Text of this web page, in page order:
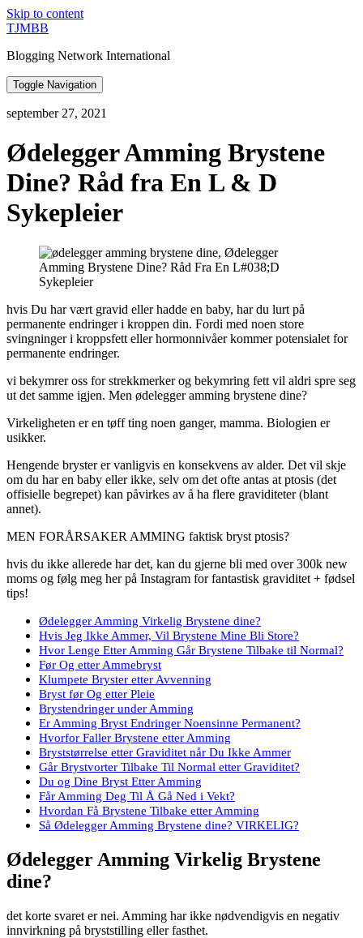
Skip to content
TJMBB
Blogging Network International
Toggle Navigation
september 27, 2021
Ødelegger Amming Brystene
Dine? Råd fra En L & D
Sykepleier
hvis Du har vært gravid eller hadde en baby, har du lurt på
permanente endringer i kroppen din. Fordi med noen store
svingninger i kroppsfett eller hormonnivåer kommer potensialet for
permanente endringer.
vi bekymrer oss for strekkmerker og bekymring fett vil aldri spre seg
ut det samme igjen. Men ødelegger amming brystene dine?
Virkeligheten er en tøff ting noen ganger, mamma. Biologien er
usikker.
Hengende bryster er vanligvis en konsekvens av alder. Det vil skje
om du har en baby eller ikke, selv om det ofte antas at ptosis (det
offisielle begrepet) kan påvirkes av å ha flere graviditeter (blant
annet).
MEN FORÅRSAKER AMMING faktisk bryst ptosis?
hvis du ikke allerede har det, kan du gjerne bli med over 300k new
moms og følg meg her på Instagram for fantastisk graviditet + fødsel
tips!
Ødelegger Amming Virkelig Brystene dine?
Hvis Jeg Ikke Ammer, Vil Brystene Mine Bli Store?
Hvor Lenge Etter Amming Går Brystene Tilbake til Normal?
Før Og etter Ammebryst
Klumpete Bryster etter Avvenning
Bryst før Og etter Pleie
Brystendringer under Amming
Er Amming Bryst Endringer Noensinne Permanent?
Hvorfor Faller Brystene etter Amming
Bryststørrelse etter Graviditet når Du Ikke Ammer
Går Brystvorter Tilbake Til Normal etter Graviditet?
Du og Dine Bryst Etter Amming
Får Amming Deg Til Å Gå Ned i Vekt?
Hvordan Få Brystene Tilbake etter Amming
Så Ødelegger Amming Brystene dine? VIRKELIG?
Ødelegger Amming Virkelig Brystene
dine?
det korte svaret er nei. Amming har ikke nødvendigvis en negativ
innvirkning på bryststilling eller fasthet.